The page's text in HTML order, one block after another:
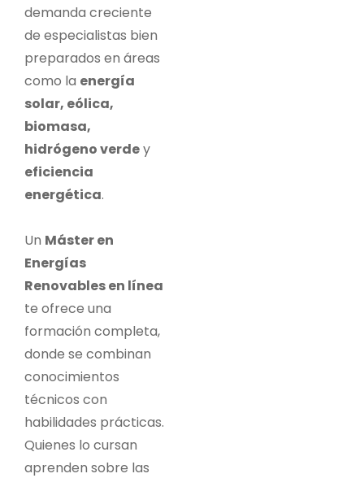
demanda creciente
de especialistas bien
preparados en áreas
como la energía
solar, eólica,
biomasa,
hidrógeno verdey
eficiencia
energética.
Un Máster en
Energías
Renovables en línea
te ofrece una
formación completa,
donde se combinan
conocimientos
técnicos con
habilidades prácticas.
Quienes lo cursan
aprenden sobre las